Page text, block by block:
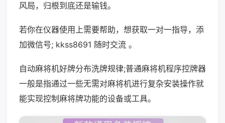
风局，归根到底还是输钱。
若你在仪器使用上需要帮助，想获取一对一指导，添
加微信号; kkss8691 随时交流 。
自动麻将机好牌分布洗牌规律;普通麻将机程序控牌器
一般是指通过一些无需对麻将机进行复杂安装操作就
能实现控制麻将牌功能的设备或工具。